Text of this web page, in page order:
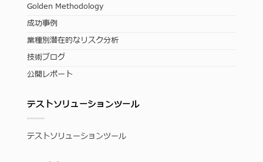
Golden Methodology
成功事例
業種別潜在的なリスク分析
技術ブログ
公開レポート
テストソリューションツール
テストソリューションツール